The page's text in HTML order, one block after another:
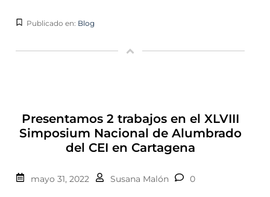
Publicado en: Blog
Presentamos 2 trabajos en el XLVIII
Simposium Nacional de Alumbrado
del CEI en Cartagena
mayo 31, 2022 Susana Malón 0